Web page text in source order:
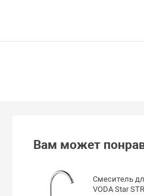
Вам может
Смеситель
VODA Star